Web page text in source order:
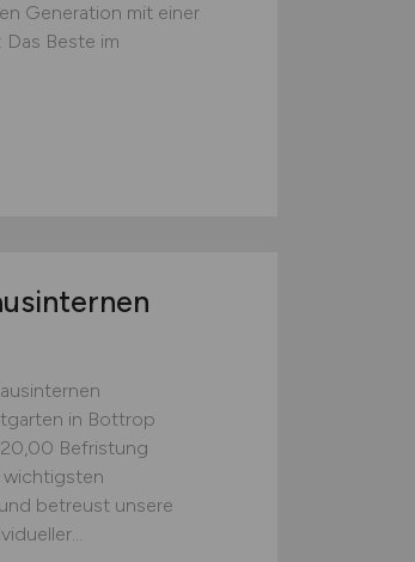
Generation mit einer
Beste im
in Bottrop
Befristung
betreust unsere